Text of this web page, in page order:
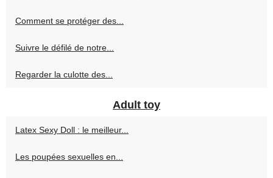
Comment se protéger des...
Suivre le défilé de notre...
Regarder la culotte des...
Adult toy
Latex Sexy Doll : le meilleur...
Les poupées sexuelles en...